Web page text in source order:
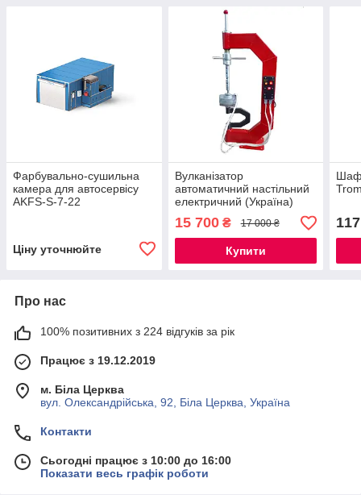
Фарбувально-сушильна
камера для автосервісу
AKFS-S-7-22
Ціну уточнюйте
Вулканізатор
автоматичний настільний
електричний (Україна)
15 700₴ 17 000 ₴
Купити
Про нас
100% позитивних з 224 відгуків за рік
Працює з 19.12.2019
м. Біла Церква
вул. Олександрійська, 92, Біла Церква, Україна
Контакти
Сьогодні працює з 10:00 до 16:00
Показати весь графік роботи